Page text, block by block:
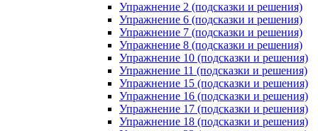
Упражнение 2 (подсказки и решения)
Упражнение 6 (подсказки и решения)
Упражнение 7 (подсказки и решения)
Упражнение 8 (подсказки и решения)
Упражнение 10 (подсказки и решения)
Упражнение 11 (подсказки и решения)
Упражнение 15 (подсказки и решения)
Упражнение 16 (подсказки и решения)
Упражнение 17 (подсказки и решения)
Упражнение 18 (подсказки и решения)